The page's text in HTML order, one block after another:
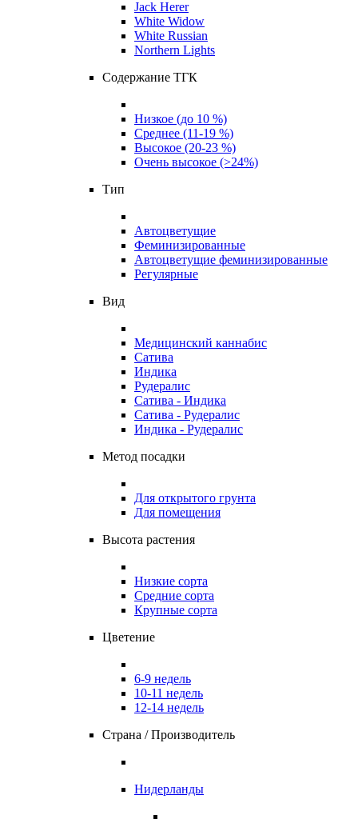
Jack Herer
White Widow
White Russian
Northern Lights
Содержание ТГК
Низкое (до 10 %)
Среднее (11-19 %)
Высокое (20-23 %)
Очень высокое (>24%)
Тип
Автоцветущие
Феминизированные
Автоцветущие феминизированные
Регулярные
Вид
Медицинский каннабис
Сатива
Индика
Рудералис
Сатива - Индика
Сатива - Рудералис
Индика - Рудералис
Метод посадки
Для открытого грунта
Для помещения
Высота растения
Низкие сорта
Средние сорта
Крупные сорта
Цветение
6-9 недель
10-11 недель
12-14 недель
Страна / Производитель
Нидерланды